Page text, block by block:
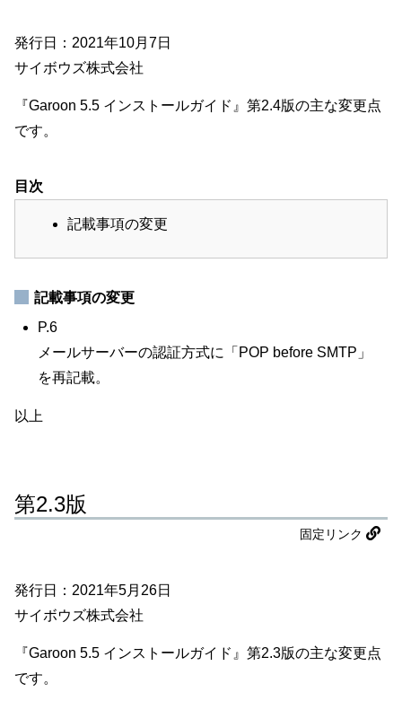
発行日：2021年10月7日
サイボウズ株式会社
『Garoon 5.5 インストールガイド』第2.4版の主な変更点
です。
目次
記載事項の変更
記載事項の変更
P.6
メールサーバーの認証方式に「POP before SMTP」
を再記載。
以上
第2.3版
固定リンク
発行日：2021年5月26日
サイボウズ株式会社
『Garoon 5.5 インストールガイド』第2.3版の主な変更点
です。